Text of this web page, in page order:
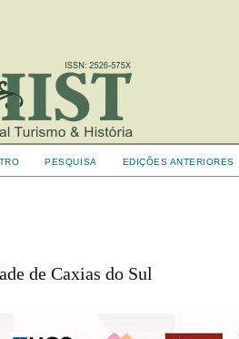
PESQUISA EDIÇÕES ANTERIORES
de Caxias do Sul